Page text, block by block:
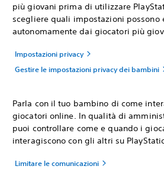
più giovani prima di utilizzare
scegliere quali impostazioni possono
autonomamente dai giocatori più
Impostazioni privacy
Gestire le impostazioni privacy dei bambini
Parla con il tuo bambino di come
giocatori online. In qualità di
puoi controllare come e quando i
interagiscono con gli altri su
Limitare le comunicazioni